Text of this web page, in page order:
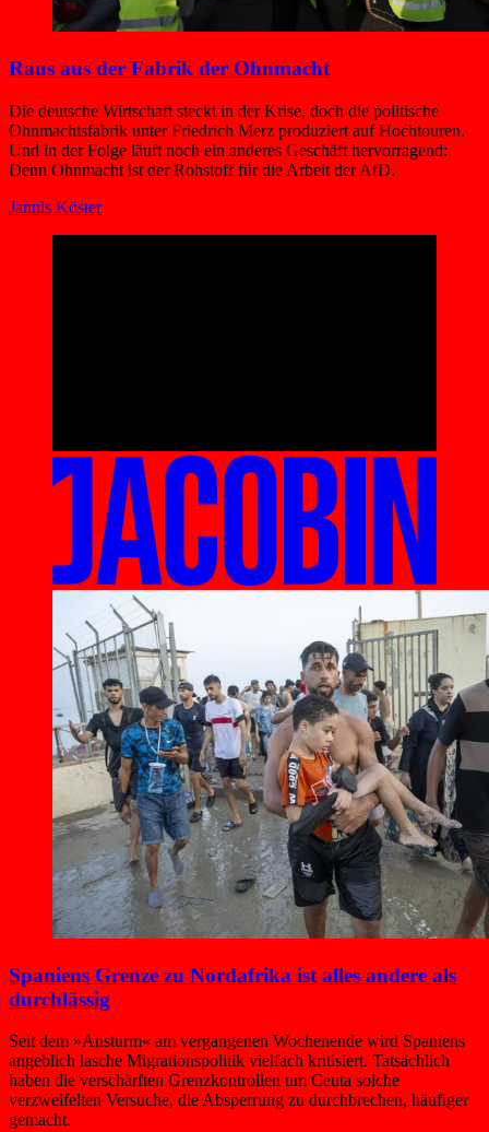
Raus aus der Fabrik der Ohnmacht
Die deutsche Wirtschaft steckt in der Krise, doch die politische
Ohnmachtsfabrik unter Friedrich Merz produziert auf Hochtouren.
Und in der Folge läuft noch ein anderes Geschäft hervorragend:
Denn Ohnmacht ist der Rohstoff für die Arbeit der AfD.
Jannis Köster
Spaniens Grenze zu Nordafrika ist alles andere als
durchlässig
Seit dem »Ansturm« am vergangenen Wochenende wird Spaniens
angeblich lasche Migrationspolitik vielfach kritisiert. Tatsächlich
haben die verschärften Grenzkontrollen um Ceuta solche
verzweifelten Versuche, die Absperrung zu durchbrechen, häufiger
gemacht.